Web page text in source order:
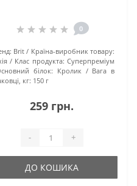
0
Brit
Країна-виробник товару:
Клас продукта: Суперпреміум
білок: Кролик
Вага в
кг: 150 г
259 грн.
- +
ДО КОШИКА